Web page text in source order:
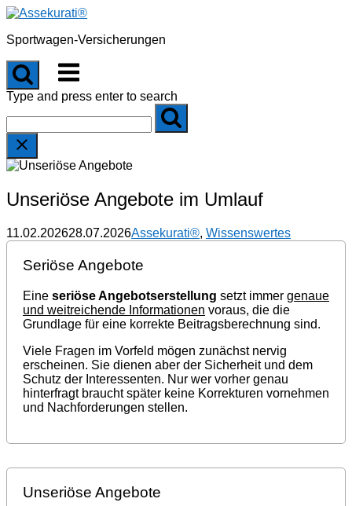
Skip
content
Sportwagen-Versicherungen
Menu
Type and press enter to search
Unseriöse Angebote im Umlauf
11.02.202628.07.2026Assekurati®, Wissenswertes
Seriöse Angebote
Eine seriöse Angebotserstellung setzt immer genaue
und weitreichende Informationen voraus, die die
Grundlage für eine korrekte Beitragsberechnung sind.
Viele Fragen im Vorfeld mögen zunächst nervig
erscheinen. Sie dienen aber der Sicherheit und dem
Schutz der Interessenten. Nur wer vorher genau
hinterfragt braucht später keine Korrekturen vornehmen
und Nachforderungen stellen.
Unseriöse Angebote